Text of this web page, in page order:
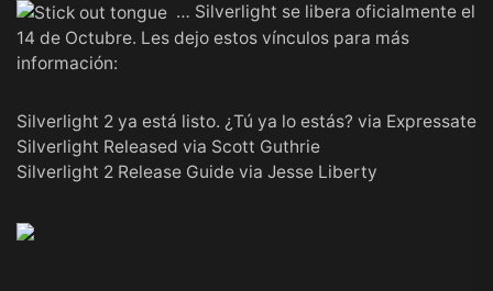
… Silverlight se libera oficialmente el
14 de Octubre. Les dejo estos vínculos para más
información:
Silverlight 2 ya está listo. ¿Tú ya lo estás? via Expressate
Silverlight Released via Scott Guthrie
Silverlight 2 Release Guide via Jesse Liberty